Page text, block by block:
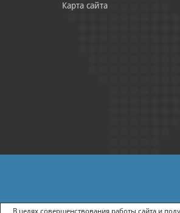
Карта сайта
ПОЛИТИКА КОНФИДЕНЦИАЛЬНОСТИ
В целях совершенствования работы сайта и